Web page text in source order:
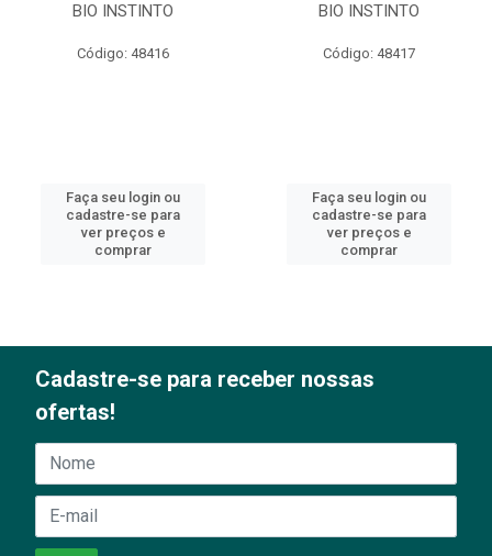
BIO INSTINTO
Código: 48416
Faça seu login ou
cadastre-se para
ver preços e
comprar
BIO INSTINTO
Código: 48417
Faça seu login ou
cadastre-se para
ver preços e
comprar
Cadastre-se para receber nossas
ofertas!